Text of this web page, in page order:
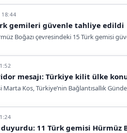
18:44
gemileri güvenle tahliye edildi
Boğazı çevresindeki 15 Türk gemisi
mesajı: Türkiye kilit ülke
Kos, Türkiye’nin Bağlantısallık
11 Türk gemisi Hürmüz